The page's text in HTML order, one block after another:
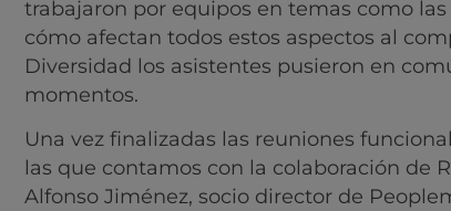
trabajaron por equipos en temas como
cómo afectan todos estos aspectos al
Diversidad los asistentes pusieron en
momentos.
Una vez finalizadas las reuniones
las que contamos con la colaboración de
Alfonso Jiménez, socio director de